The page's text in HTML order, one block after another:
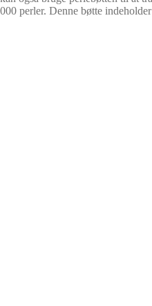
perler. Denne bøtte